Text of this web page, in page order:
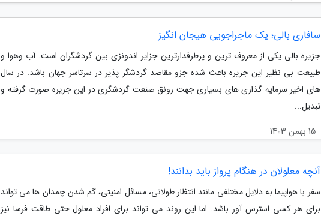
سافاری بالی؛ یک ماجراجویی هیجان انگیز
جزیره بالی یکی از معروف ترین و پرطرفدارترین جزایر اندونزی بین گردشگران است. آب وهوا و
طبیعت بی نظیر این جزیره باعث شده جزو مقاصد گردشگر پذیر در سرتاسر جهان باشد. در سال
های اخیر سرمایه گذاری های بسیاری جهت رونق صنعت گردشگری در این جزیره صورت گرفته و
تبدیل...
15 بهمن 1403
آنچه معلولان در هنگام پرواز باید بدانند!
سفر با هواپیما به دلایل مختلفی مانند انتظار طولانی، مسائل امنیتی، گم شدن چمدان ها می تواند
برای هر کسی استرس آور باشد. اما این روند می تواند برای افراد معلول حتی طاقت فرسا نیز